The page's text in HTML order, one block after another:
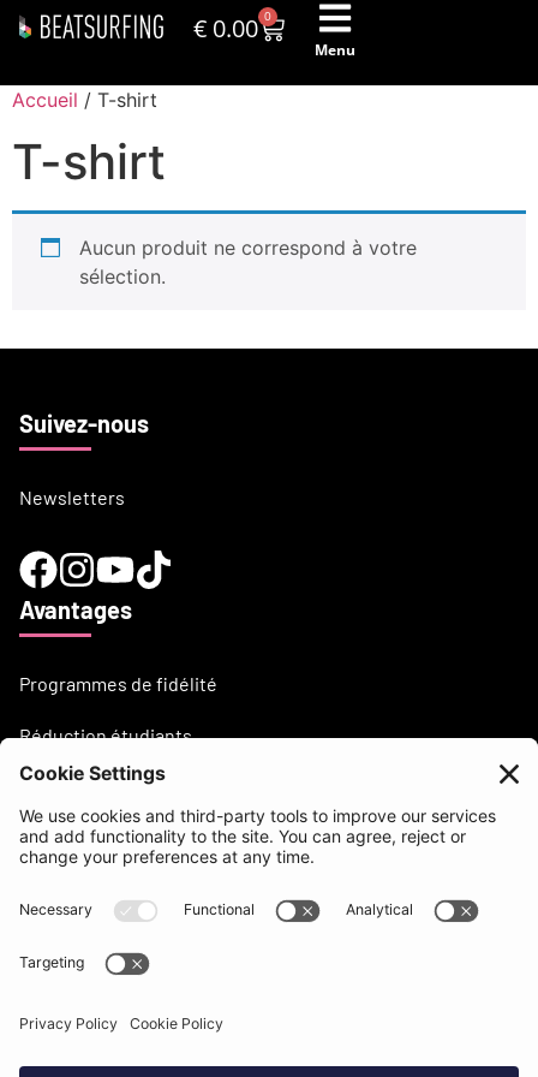
€ 0.00 0
Menu
Accueil / T-shirt
T-shirt
Aucun produit ne correspond à votre
sélection.
Suivez-nous
Newsletters
Avantages
Programmes de fidélité
Réduction étudiants
Besoin d'aide?
support@beatsurfing.com
Base de connaissance
BEATSURFING Blog